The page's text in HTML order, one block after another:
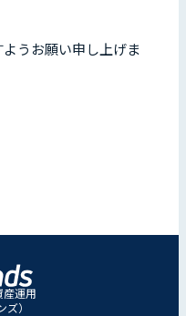
うお願い申し上げま
産運用
ズ）